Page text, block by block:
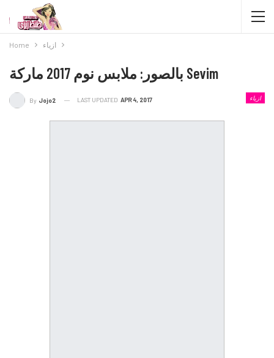
Home ازياء
بالصور: ملابس نوم 2017 ماركة Sevim
ازياء By Jojo2 LAST UPDATED APR 4, 2017